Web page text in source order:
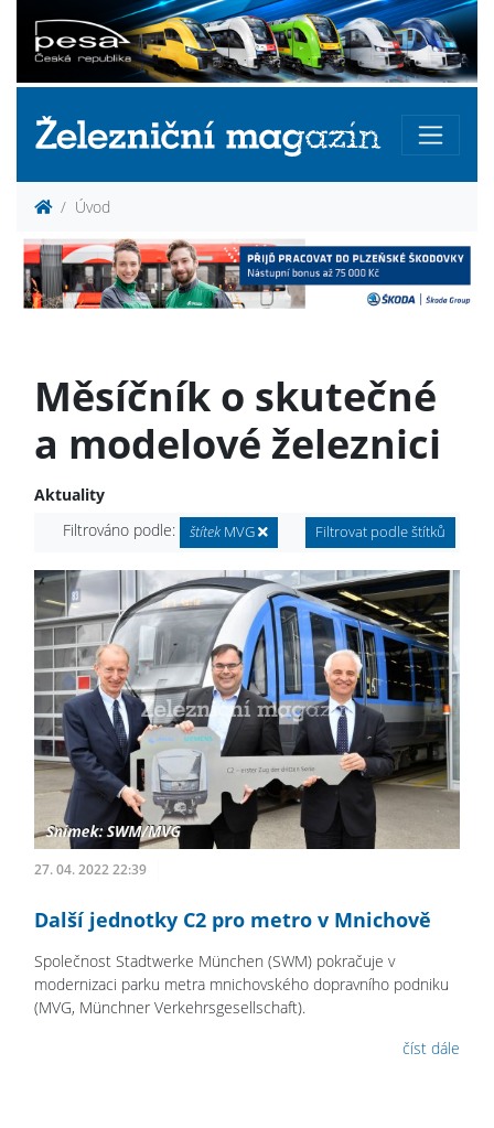
Úvod
Měsíčník o skutečné
a modelové železnici
Aktuality
Filtrováno podle:
štítekMVG Filtrovat podle štítků
27. 04. 2022 22:39
Další jednotky C2 pro metro v Mnichově
Společnost Stadtwerke München (SWM) pokračuje v
modernizaci parku metra mnichovského dopravního podniku
(MVG, Münchner Verkehrsgesellschaft).
číst dále